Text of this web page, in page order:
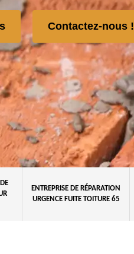
Contactez-nous !
ENTREPRISE DE RÉPARATION
URGENCE FUITE TOITURE 65